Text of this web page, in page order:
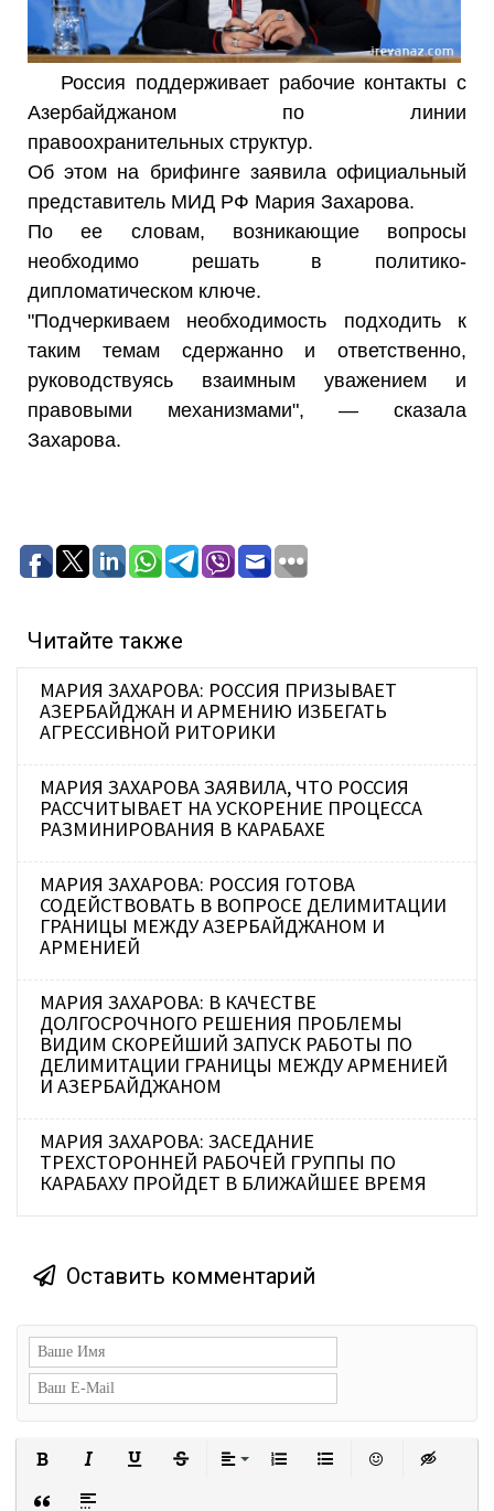
Россия поддерживает рабочие контакты с
Азербайджаном по линии
правоохранительных структур.
Об этом на брифинге заявила официальный
представитель МИД РФ Мария Захарова.
По ее словам, возникающие вопросы
необходимо решать в политико-
дипломатическом ключе.
"Подчеркиваем необходимость подходить к
таким темам сдержанно и ответственно,
руководствуясь взаимным уважением и
правовыми механизмами", — сказала
Захарова.
Читайте также
МАРИЯ ЗАХАРОВА: РОССИЯ ПРИЗЫВАЕТ
АЗЕРБАЙДЖАН И АРМЕНИЮ ИЗБЕГАТЬ
АГРЕССИВНОЙ РИТОРИКИ
МАРИЯ ЗАХАРОВА ЗАЯВИЛА, ЧТО РОССИЯ
РАССЧИТЫВАЕТ НА УСКОРЕНИЕ ПРОЦЕССА
РАЗМИНИРОВАНИЯ В КАРАБАХЕ
МАРИЯ ЗАХАРОВА: РОССИЯ ГОТОВА
СОДЕЙСТВОВАТЬ В ВОПРОСЕ ДЕЛИМИТАЦИИ
ГРАНИЦЫ МЕЖДУ АЗЕРБАЙДЖАНОМ И
АРМЕНИЕЙ
МАРИЯ ЗАХАРОВА: В КАЧЕСТВЕ
ДОЛГОСРОЧНОГО РЕШЕНИЯ ПРОБЛЕМЫ
ВИДИМ СКОРЕЙШИЙ ЗАПУСК РАБОТЫ ПО
ДЕЛИМИТАЦИИ ГРАНИЦЫ МЕЖДУ АРМЕНИЕЙ
И АЗЕРБАЙДЖАНОМ
МАРИЯ ЗАХАРОВА: ЗАСЕДАНИЕ
ТРЕХСТОРОННЕЙ РАБОЧЕЙ ГРУППЫ ПО
КАРАБАХУ ПРОЙДЕТ В БЛИЖАЙШЕЕ ВРЕМЯ
Оставить комментарий